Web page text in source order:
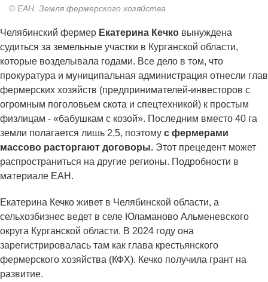
© ЕАН. Земля фермерского хозяйства
Челябинский фермер Екатерина Кечко вынуждена
судиться за земельные участки в Курганской области,
которые возделывала годами. Все дело в том, что
прокуратура и муниципальная администрация отнесли глав
фермерских хозяйств (предпринимателей-инвесторов с
огромным поголовьем скота и спецтехникой) к простым
физлицам - «бабушкам с козой». Последним вместо 40 га
земли полагается лишь 2,5, поэтому с фермерами
массово расторгают договоры. Этот прецедент может
распространиться на другие регионы. Подробности в
материале ЕАН.
Екатерина Кечко живет в Челябинской области, а
сельхозбизнес ведет в селе Юламаново Альменевского
округа Курганской области. В 2024 году она
зарегистрировалась там как глава крестьянского
фермерского хозяйства (КФХ). Кечко получила грант на
развитие.